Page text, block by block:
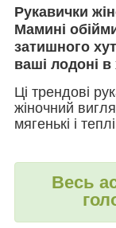
Рукавички
Мамині
затишного
ваші лодоні в
Ці трендові
жіночний
мягенькі і
Весь